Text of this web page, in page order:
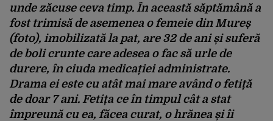
unde zăcuse ceva timp. În această săptămână a
fost trimisă de asemenea o femeie din Mureș
(foto), imobilizată la pat, are 32 de ani și suferă
de boli crunte care adesea o fac să urle de
durere, în ciuda medicației administrate.
Drama ei este cu atât mai mare având o fetiță
de doar 7 ani. Fetița ce în timpul cât a stat
împreună cu ea, făcea curat, o hrănea și îi